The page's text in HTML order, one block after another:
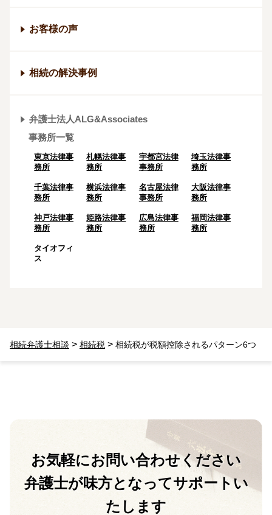
お客様の声
相続の解決事例
弁護士法人ALG&Associates
事務所一覧
東京法律事
務所
札幌法律事
務所
宇都宮法律
事務所
埼玉法律事
務所
千葉法律事
務所
横浜法律事
務所
名古屋法律
事務所
大阪法律事
務所
神戸法律事
務所
姫路法律事
務所
広島法律事
務所
福岡法律事
務所
タイオフィ
ス
相続弁護士相談 > 相続税 > 相続税が税額控除されるパターン6つ
お気軽にお問い合わせください
弁護士が味方となってサポートい
たします